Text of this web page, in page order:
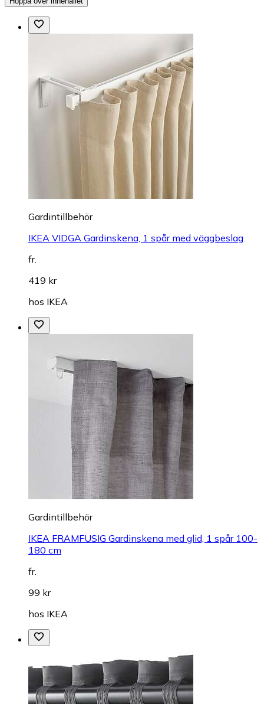
Gardintillbehör
IKEA VIDGA Gardinskena, 1 spår med väggbeslag
fr.
419 kr
hos IKEA
Gardintillbehör
IKEA FRAMFUSIG Gardinskena med glid, 1 spår 100-
180 cm
fr.
99 kr
hos IKEA